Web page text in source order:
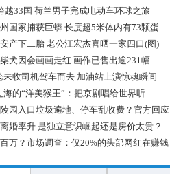
越33国 荷兰男子完成电动车环球之旅
国家捕获巨蟒 长度超5米体内有73颗蛋
产下二胎 老公江宏杰喜晒一家四口(图)
犬因会画画走红 画作已售出逾231幅
未收司机驾车而去 加油站上演惊魂瞬间
海的“洋美猴王”：把京剧唱给世界听
园入口垃圾遍地、停车乱收费？官方回应
婚率升 是独立意识崛起还是房价太贵？
万？市场调查：仅20%的头部网红在赚钱